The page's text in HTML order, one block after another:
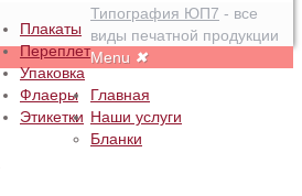
Плакаты
Переплет
Упаковка
Флаеры
Этикетки
Типография ЮП7 - все
виды печатной продукции
Menu ✖
Главная
Наши услуги
Бланки